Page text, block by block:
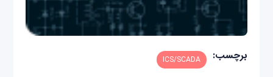
برچسب: ICS/SCADA